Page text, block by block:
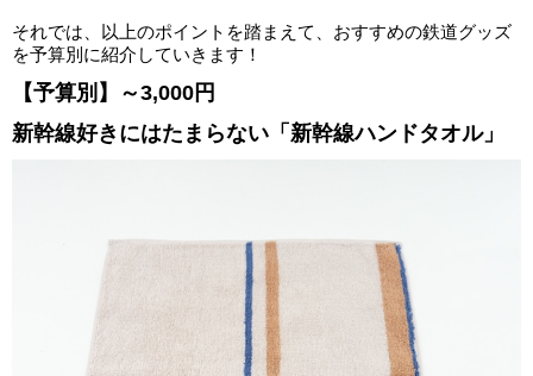
それでは、以上のポイントを踏まえて、おすすめの鉄道グッズ
を予算別に紹介していきます！
【予算別】～3,000円
新幹線好きにはたまらない「新幹線ハンドタオル」